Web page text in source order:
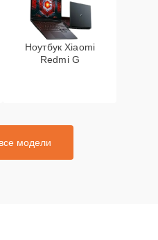
Ноутбук Xiaomi
Redmi G
модели